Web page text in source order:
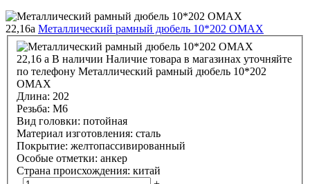
22,16a Металлический рамный дюбель 10*202 OMAX
22,16 a В наличии Наличие товара в магазинах уточняйте
по телефону Металлический рамный дюбель 10*202
OMAX
Длина: 202
Резьба: М6
Вид головки: потойная
Материал изготовления: сталь
Покрытие: желтопассивированный
Особые отметки: анкер
Страна происхождения: китай